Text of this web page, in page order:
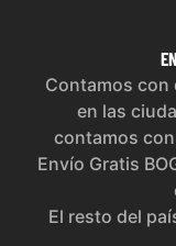
Contamos con
en las
contamos
Envío Gratis
El resto del